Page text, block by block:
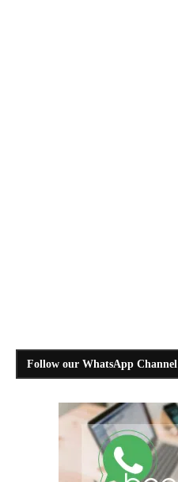
Follow our WhatsApp Channel